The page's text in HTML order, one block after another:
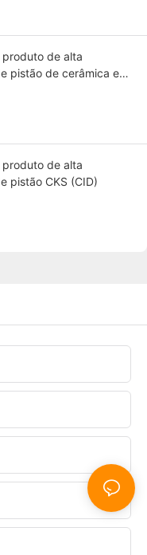
de alta
pistão de cerâmica e
de alta
pistão CKS (CID)